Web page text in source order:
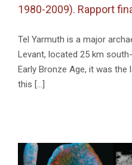
1980-2009). Rapport
Tel Yarmuth is a major
Levant, located 25 km
Early Bronze Age, it was
this [...]